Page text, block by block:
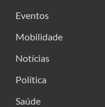
Eventos
Mobilidade
Notícias
Política
Saúde